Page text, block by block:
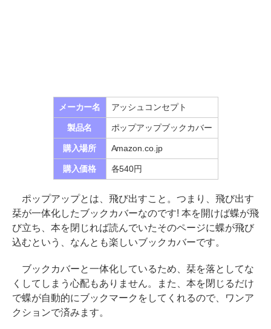
メーカー名 アッシュコンセプト
製品名 ポップアップブックカバー
購入場所 Amazon.co.jp
購入価格 各540円
ポップアップとは、飛び出すこと。つまり、飛び出す
栞が一体化したブックカバーなのです! 本を開けば蝶が飛
び立ち、本を閉じれば読んでいたそのページに蝶が飛び
込むという、なんとも楽しいブックカバーです。
ブックカバーと一体化しているため、栞を落としてな
くしてしまう心配もありません。また、本を閉じるだけ
で蝶が自動的にブックマークをしてくれるので、ワンア
クションで済みます。